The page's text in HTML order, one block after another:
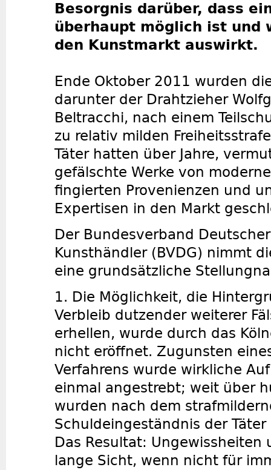
Besorgnis darüber, dass
überhaupt möglich ist und
den Kunstmarkt auswirkt.
Ende Oktober 2011 wurden
darunter der Drahtzieher
Beltracchi, nach einem
zu relativ milden
Täter hatten über Jahre,
gefälschte Werke von
fingierten Provenienzen und
Expertisen in den Markt
Der Bundesverband
Kunsthändler (BVDG) nimmt
eine grundsätzliche
1. Die Möglichkeit, die
Verbleib dutzender weiterer
erhellen, wurde durch das
nicht eröffnet. Zugunsten
Verfahrens wurde wirkliche
einmal angestrebt; weit über
wurden nach dem
Schuldeingeständnis der
Das Resultat: Ungewissheiten
lange Sicht, wenn nicht für